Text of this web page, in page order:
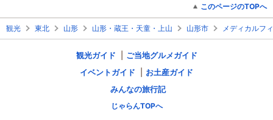
このページのTOPへ
観光 東北 山形 山形・蔵王・天童・上山 山形市 メディカルフ
観光ガイド
ご当地グルメガイド
イベントガイド
お土産ガイド
みんなの旅行記
じゃらんTOPへ